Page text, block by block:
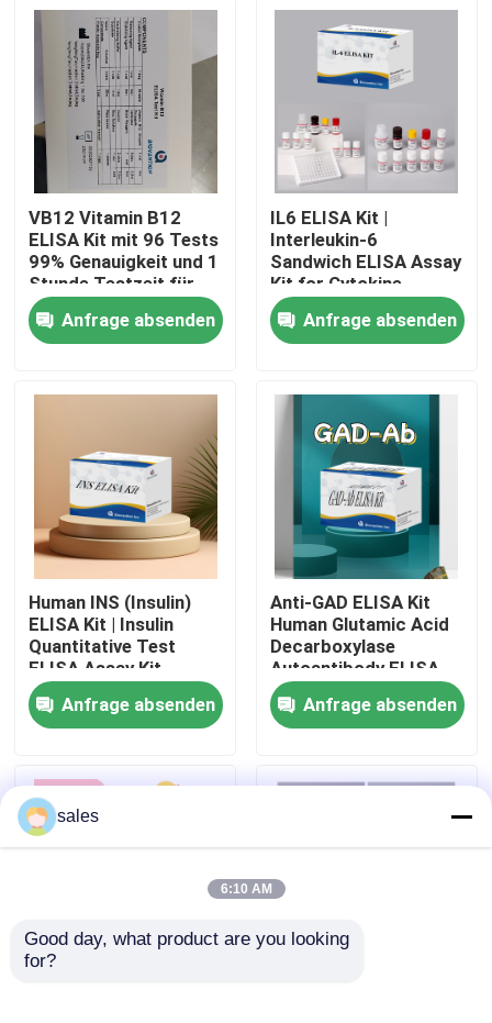
Produkte
Über uns
Werksbesichtigung
Qualitätskontrolle
Kontakt mit uns
Neuigkeiten
VR Show
VB12 Vitamin B12
ELISA Kit mit 96 Tests
99% Genauigkeit und 1
Stunde Testzeit für
Vitaminmangelforschung
Anfrage absenden
IL6 ELISA Kit |
Interleukin-6
Sandwich ELISA Assay
Kit for Cytokine
Quantitative Detection
in Biological Samples,
Serum, Plasma, Cell
Anfrage absenden
Human INS (Insulin)
ELISA Kit | Insulin
Quantitative Test
ELISA Assay Kit,
Sandwich ELISA For
Serum Plasma 96
Tests Laboratory
Anfrage absenden
Anti-GAD ELISA Kit
Human Glutamic Acid
Decarboxylase
Autoantibody ELISA
KiT GAD-Ab / GAD65
Autoantibody Enzyme
Linked
Test Kit
Anfrage absenden
sales
6:10 AM
Good day, what product are you looking
for?